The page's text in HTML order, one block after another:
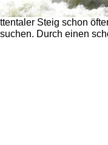
Steig schon
suchen. Durch einen